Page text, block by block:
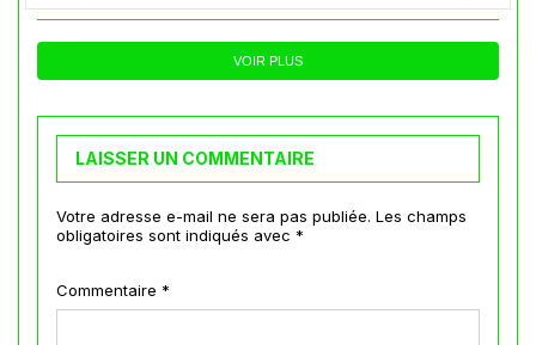
VOIR PLUS
LAISSER UN COMMENTAIRE
Votre adresse e-mail ne sera pas publiée. Les champs
obligatoires sont indiqués avec *
Commentaire *